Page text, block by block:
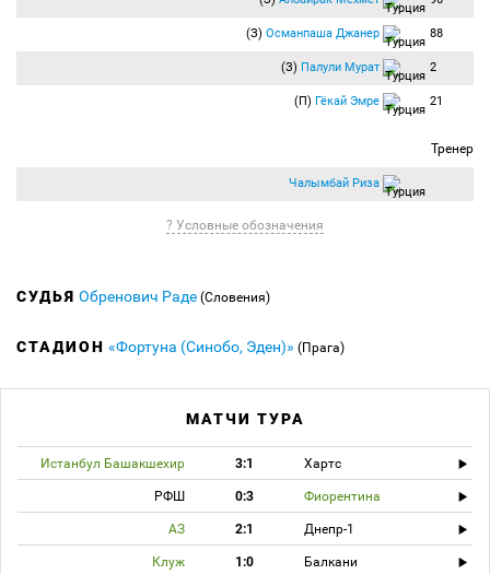
(З) Османпаша Джанер 88
(З) Палули Мурат 2
(П) Гёкай Эмре 21
Тренер
Чалымбай Риза
? Условные обозначения
СУДЬЯ Обренович Раде (Словения)
СТАДИОН «Фортуна (Синобо, Эден)» (Прага)
МАТЧИ ТУРА
Истанбул Башакшехир 3:1 Хартс
РФШ 0:3 Фиорентина
АЗ 2:1 Днепр-1
Клуж 1:0 Балкани